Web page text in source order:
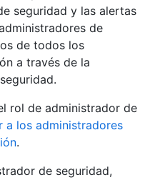
seguridad y las alertas
de
de todos los
a través de la
rol de administrador de
a los administradores
.
de seguridad,